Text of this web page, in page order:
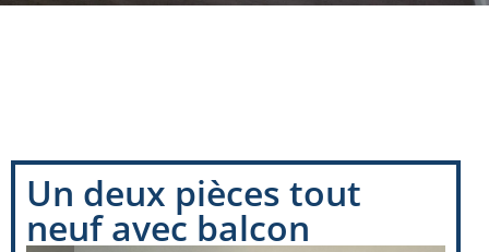
Un deux pièces tout
neuf avec balcon